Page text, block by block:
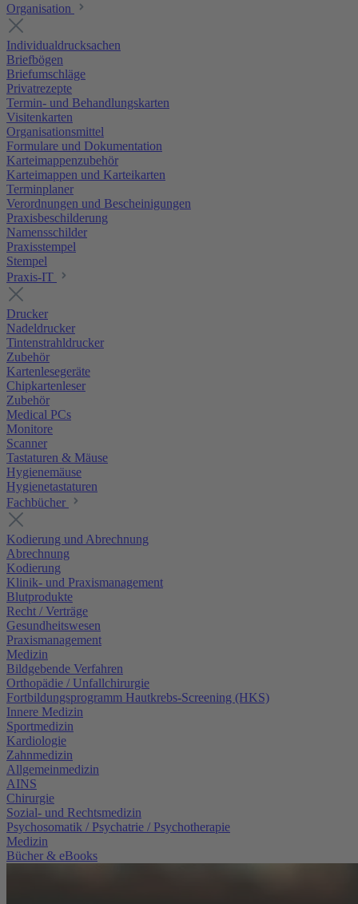
Organisation
Individualdrucksachen
Briefbögen
Briefumschläge
Privatrezepte
Termin- und Behandlungskarten
Visitenkarten
Organisationsmittel
Formulare und Dokumentation
Karteimappenzubehör
Karteimappen und Karteikarten
Terminplaner
Verordnungen und Bescheinigungen
Praxisbeschilderung
Namensschilder
Praxisstempel
Stempel
Praxis-IT
Drucker
Nadeldrucker
Tintenstrahldrucker
Zubehör
Kartenlesegeräte
Chipkartenleser
Zubehör
Medical PCs
Monitore
Scanner
Tastaturen & Mäuse
Hygienemäuse
Hygienetastaturen
Fachbücher
Kodierung und Abrechnung
Abrechnung
Kodierung
Klinik- und Praxismanagement
Blutprodukte
Recht / Verträge
Gesundheitswesen
Praxismanagement
Medizin
Bildgebende Verfahren
Orthopädie / Unfallchirurgie
Fortbildungsprogramm Hautkrebs-Screening (HKS)
Innere Medizin
Sportmedizin
Kardiologie
Zahnmedizin
Allgemeinmedizin
AINS
Chirurgie
Sozial- und Rechtsmedizin
Psychosomatik / Psychatrie / Psychotherapie
Medizin
Bücher & eBooks